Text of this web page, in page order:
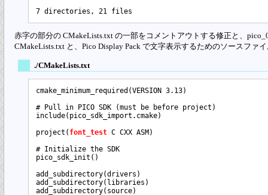
赤字の部分の CMakeLists.txt の一部をコメントアウトする修正と、
CMakeLists.txt と、Pico Display Pack で文字表示するためのソースファ
./CMakeLists.txt
cmake_minimum_required(VERSION 3.13)
# Pull in PICO SDK (must be before project)
include(pico_sdk_import.cmake)
project( font_test C CXX ASM)
# Initialize the SDK
pico_sdk_init()
add_subdirectory(drivers)
add_subdirectory(libraries)